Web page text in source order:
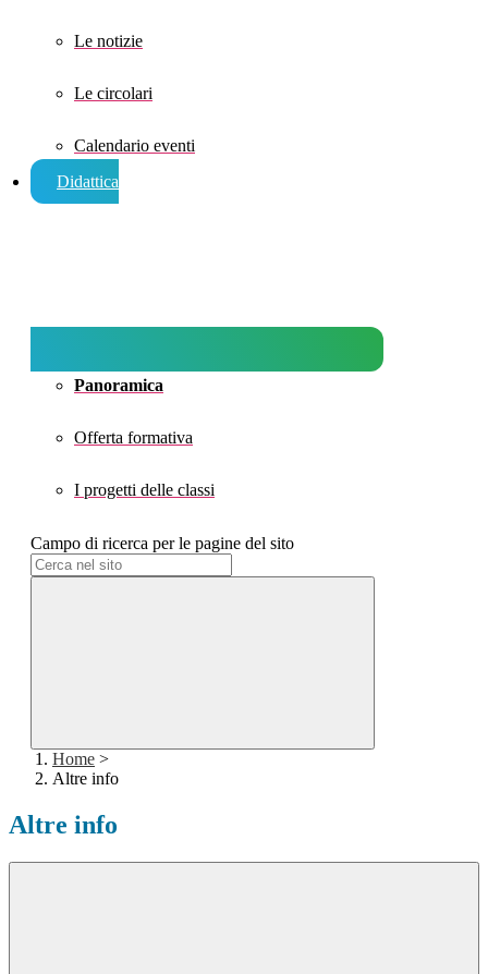
Le notizie
Le circolari
Calendario eventi
Didattica
Panoramica
Offerta formativa
I progetti delle classi
Campo di ricerca per le pagine del sito
Home >
Altre info
Altre info